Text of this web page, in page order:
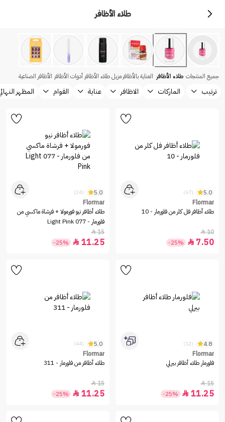
طلاء الأظافر
جميع المنتجات طلاء الأظافر العناية بالأظافرمزيل طلاء الأظافر أدوات الأظافر الأظافر الصناعية
ترتيب الماركات الاظافر عناية القوام المظهر
5.0
(67)
Flormar
طلاء أظافر فل كلر من فلورمار - 10
10

7.50

-25%
5.0
(24)
Flormar
طلاء أظافر نيو فورمولا + فرشاة ماكسي من
فلورمار - 077 Light Pink
15

11.25

-25%
4.8
(12)
Flormar
فلورمار طلاء أظافر بيرلي
15

11.25

-25%
5.0
(44)
Flormar
طلاء أظافر من فلورمار - 311
15

11.25

-25%